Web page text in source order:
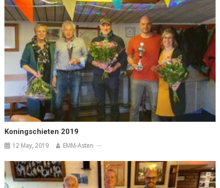
Koningschieten 2019
12 May, 2019 EMM-Asten